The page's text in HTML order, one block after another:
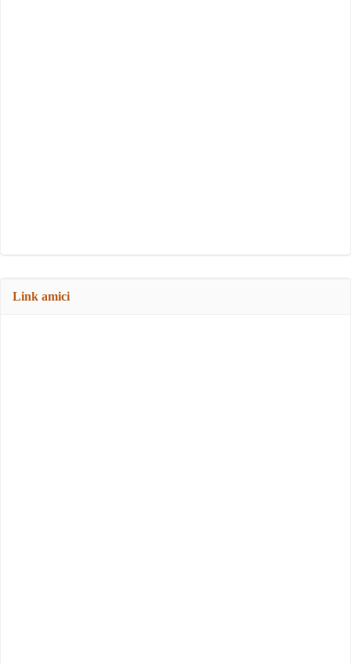
Link amici